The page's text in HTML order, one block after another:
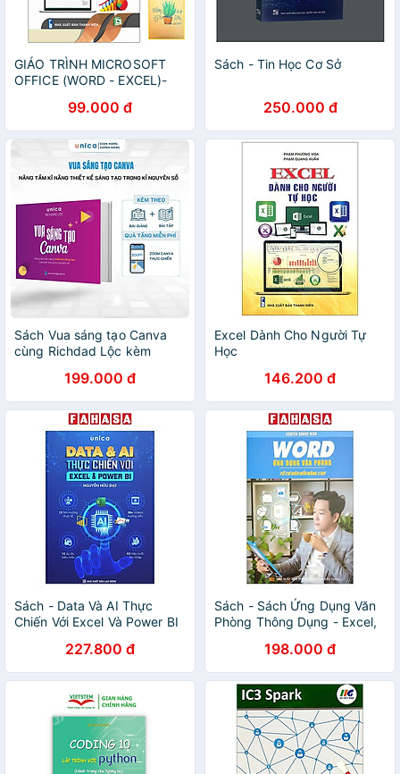
GIÁO TRÌNH MICROSOFT
OFFICE (WORD - EXCEL)-
99.000 đ
Sách - Tin Học Cơ Sở
250.000 đ
Sách Vua sáng tạo Canva
cùng Richdad Lộc kèm
199.000 đ
Excel Dành Cho Người Tự
Học
146.200 đ
Sách - Data Và AI Thực
Chiến Với Excel Và Power BI
227.800 đ
Sách - Sách Ứng Dụng Văn
Phòng Thông Dụng - Excel,
Powerpoint, AI - 68 Biểu
Mẫu, 101 Phím Tắt, 150 Thủ
Thuật
198.000 đ